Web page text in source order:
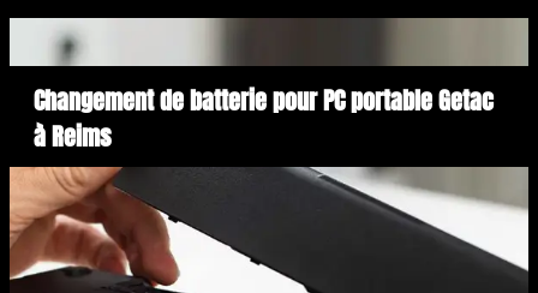
Changement de batterie pour PC portable Getac
à Reims